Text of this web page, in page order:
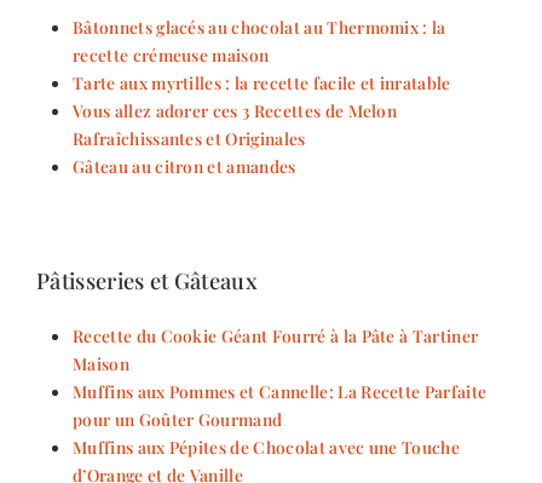
Bâtonnets glacés au chocolat au Thermomix : la
recette crémeuse maison
Tarte aux myrtilles : la recette facile et inratable
Vous allez adorer ces 3 Recettes de Melon
Rafraîchissantes et Originales
Gâteau au citron et amandes
Pâtisseries et Gâteaux
Recette du Cookie Géant Fourré à la Pâte à Tartiner
Maison
Muffins aux Pommes et Cannelle: La Recette Parfaite
pour un Goûter Gourmand
Muffins aux Pépites de Chocolat avec une Touche
d’Orange et de Vanille